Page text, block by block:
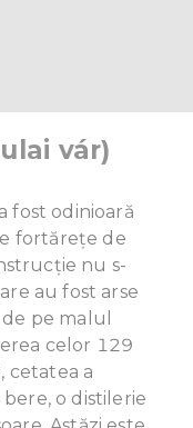
vár)
fost odinioară
fortărețe de
nu s-
au fost arse
pe malul
celor 129
cetatea a
o distilerie